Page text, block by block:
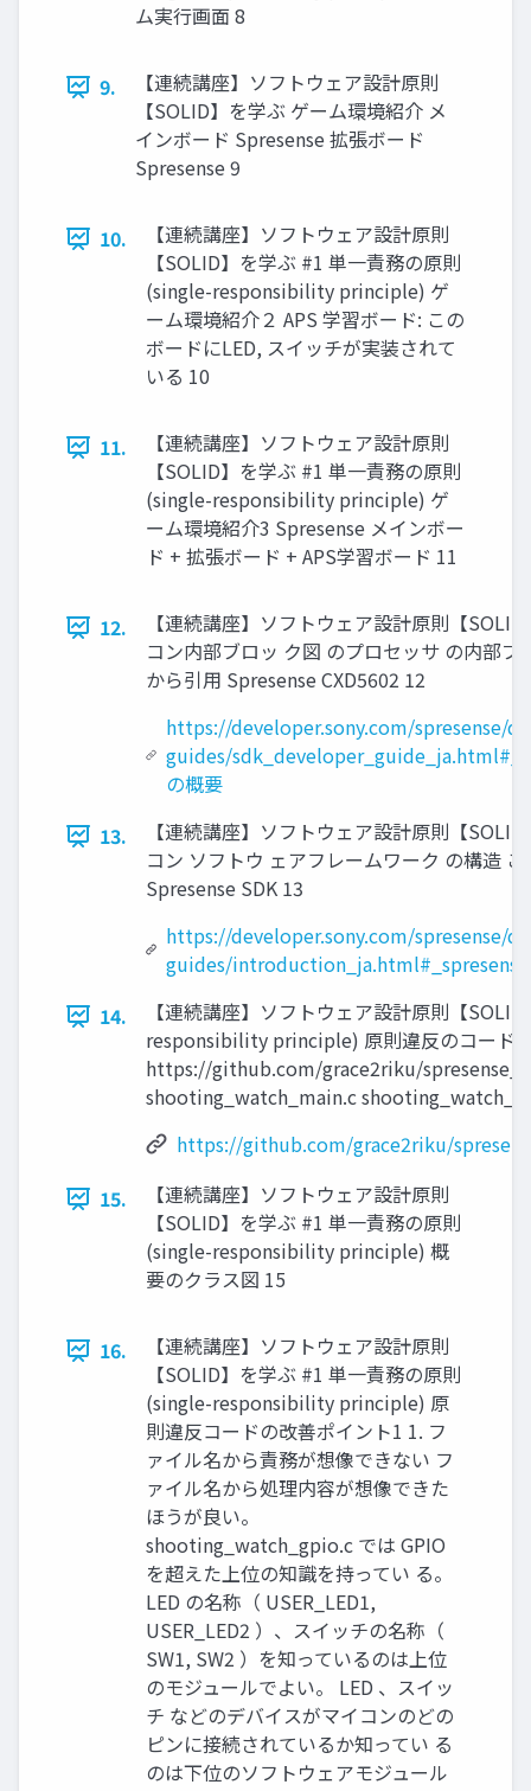
ム実行画面 8
9.
【連続講座】ソフトウェア設計原則
【SOLID】を学ぶ ゲーム環境紹介 メ
インボード Spresense 拡張ボード
Spresense 9
10.
【連続講座】ソフトウェア設計原則
【SOLID】を学ぶ #1 単一責務の原則
(single-responsibility principle) ゲ
ーム環境紹介２ APS 学習ボード: この
ボードにLED, スイッチが実装されて
いる 10
11.
【連続講座】ソフトウェア設計原則
【SOLID】を学ぶ #1 単一責務の原則
(single-responsibility principle) ゲ
ーム環境紹介3 Spresense メインボー
ド + 拡張ボード + APS学習ボード 11
12.
【連続講座】ソフトウェア設計原則【
コン内部ブロッ ク図 のプロセッサ の内部ブ
から引用 Spresense CXD5602 12
https://developer.sony.com/spresense/
guides/
の概要
13.
【連続講座】ソフトウェア設計原則【
コン ソフトウ ェアフレームワーク の構造
Spresense SDK 13
https://developer.sony.com/spresense/
guides/
14.
【連続講座】ソフトウェア設計原則【
responsibility principle) 原則違反のコード
https://github.com/grace2riku/
shooting_watch_main.c
https://github.com/grace2riku/
15.
【連続講座】ソフトウェア設計原則
【SOLID】を学ぶ #1 単一責務の原則
(single-responsibility principle) 概
要のクラス図 15
16.
【連続講座】ソフトウェア設計原則
【SOLID】を学ぶ #1 単一責務の原則
(single-responsibility principle) 原
則違反コードの改善ポイント1 1. フ
ァイル名から責務が想像できない フ
ァイル名から処理内容が想像できた
ほうが良い。
shooting_watch_gpio.c では GPIO
を超えた上位の知識を持ってい る。
LED の名称（ USER_LED1,
USER_LED2 ）、スイッチの名称（
SW1, SW2 ）を知っているのは上位
のモジュールでよい。 LED 、スイッ
チ などのデバイスがマイコンのどの
ピンに接続されているか知ってい る
のは下位のソフトウェアモジュール